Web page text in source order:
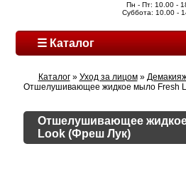
Пн - Пт: 10.00 -
Суббота: 10.00 -
☰ Каталог
Каталог» Уход за лицом»
Отшелушивающее жидкое мыло Fresh
Отшелушивающее
Look (Фреш Лук)